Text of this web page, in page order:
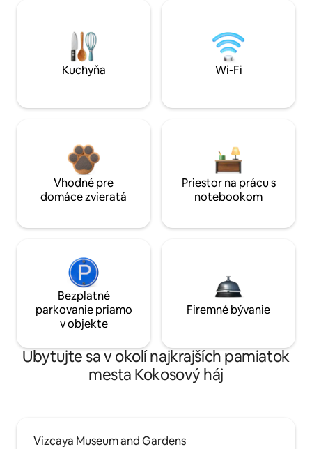
Kuchyňa Wi-Fi
Vhodné pre
domáce zvieratá
Priestor na prácu s
notebookom
Bezplatné
parkovanie priamo
v objekte
Firemné bývanie
Ubytujte sa v okolí najkrajších pamiatok
mesta Kokosový háj
Vizcaya Museum and Gardens